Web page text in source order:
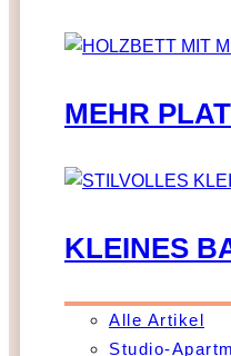
MEHR
KLEINES
Alle Artikel
Studio-